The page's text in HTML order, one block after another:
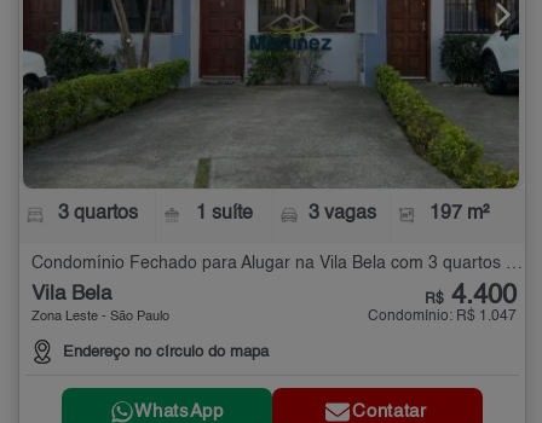
3 quartos 1 suíte 3 vagas 197 m²
Vila Bela
Zona Leste - São Paulo
Endereço no círculo do mapa
R$ 4.400
Condomínio: R$ 1.047
WhatsApp Contatar